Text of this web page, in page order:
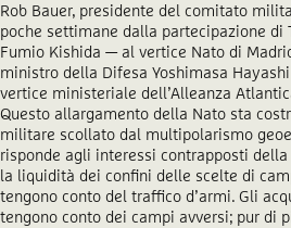
Rob Bauer, presidente del comitato
poche settimane dalla partecipazione
Fumio Kishida — al vertice Nato di
ministro della Difesa Yoshimasa
vertice ministeriale dell’Alleanza
Questo allargamento della Nato sta
militare scollato dal multipolarismo
risponde agli interessi contrapposti
la liquidità dei confini delle scelte di
tengono conto del traffico d’armi. Gli
tengono conto dei campi avversi; pur di